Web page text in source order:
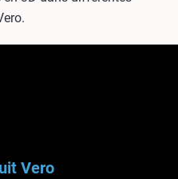
Vero